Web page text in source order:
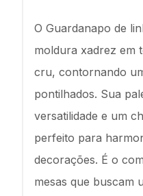
O Guardanapo de
moldura xadrez em
cru, contornando
pontilhados. Sua
versatilidade e um
perfeito para
decorações. É o
mesas que buscam